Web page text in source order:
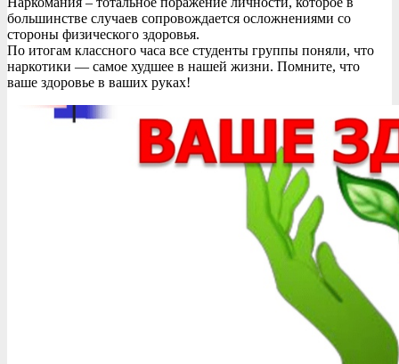
большинстве случаев сопровождается осложнениями со
стороны физического здоровья.
По итогам классного часа все студенты группы поняли, что
наркотики — самое худшее в нашей жизни. Помните, что
ваше здоровье в ваших руках!